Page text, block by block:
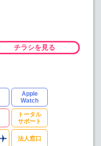
チラシを見る
Apple
Watch
トータル
サポート
法人窓口